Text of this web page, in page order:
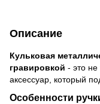
Описание
Кульковая
гравировкой - это не
аксессуар, который
Особенности